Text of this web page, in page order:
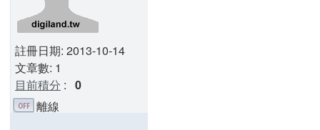
註冊日期: 2013-10-14
文章數: 1
目前積分 : 0
離線